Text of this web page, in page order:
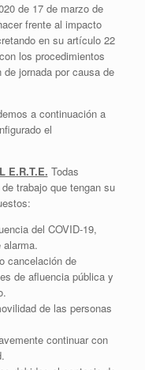
de 17 de marzo de
frente al impacto
en su artículo 22
los procedimientos
jornada por causa de
a continuación a
el
E.R.T.E. Todas
trabajo que tengan su
del COVID-19,
cancelación de
de afluencia pública y
de las personas
continuar con